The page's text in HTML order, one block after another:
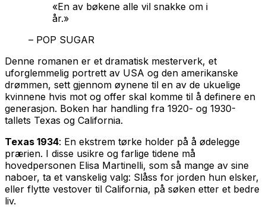
«En av bøkene alle vil snakke om i
år.»
– POP SUGAR
Denne romanen er et dramatisk mesterverk, et
uforglemmelig portrett av USA og den amerikanske
drømmen, sett gjennom øynene til en av de ukuelige
kvinnene hvis mot og offer skal komme til å definere en
generasjon. Boken har handling fra 1920- og 1930-
tallets Texas og California.
Texas 1934: En ekstrem tørke holder på å ødelegge
prærien. I disse usikre og farlige tidene må
hovedpersonen Elisa Martinelli, som så mange av sine
naboer, ta et vanskelig valg: Slåss for jorden hun elsker,
eller flytte vestover til California, på søken etter et bedre
liv.